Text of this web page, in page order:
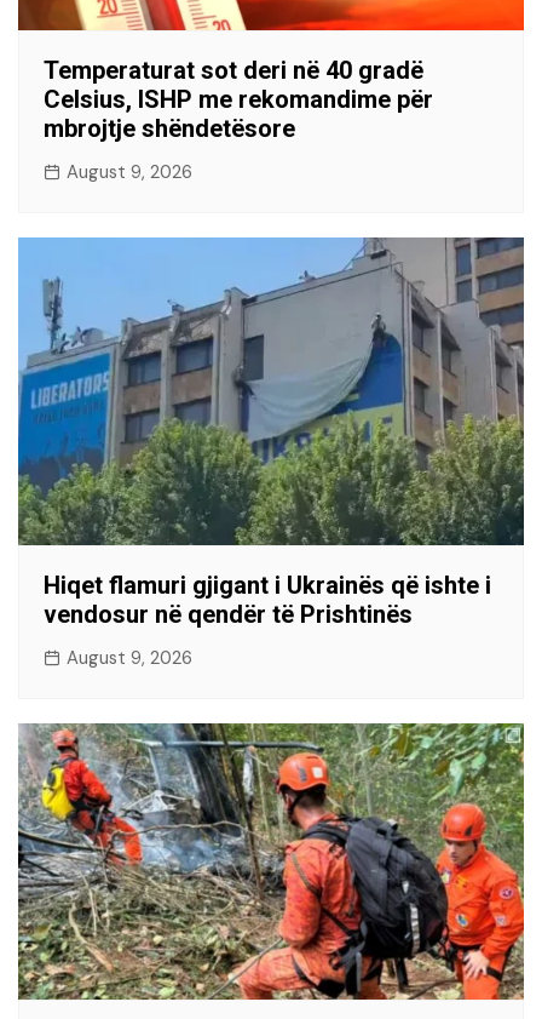
Temperaturat sot deri në 40 gradë
Celsius, ISHP me rekomandime për
mbrojtje shëndetësore
August 9, 2026
Hiqet flamuri gjigant i Ukrainës që ishte i
vendosur në qendër të Prishtinës
August 9, 2026